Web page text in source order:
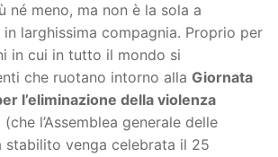
né meno, ma non è la sola a
larghissima compagnia. Proprio per
in cui in tutto il mondo si
che ruotano intorno alla Giornata
l’eliminazione della violenza
(che l’Assemblea generale delle
stabilito venga celebrata il 25